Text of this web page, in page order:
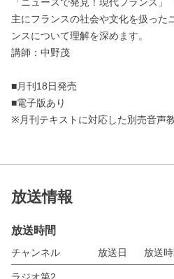
主にフランスの社会や文化を扱った
ンスについて理解を深めます。
講師：中野茂
■月刊18日発売
■電子版あり
※月刊テキストに対応した別売音声
放送情報
放送時間
チャンネル 放送日 放送
ラジオ第2